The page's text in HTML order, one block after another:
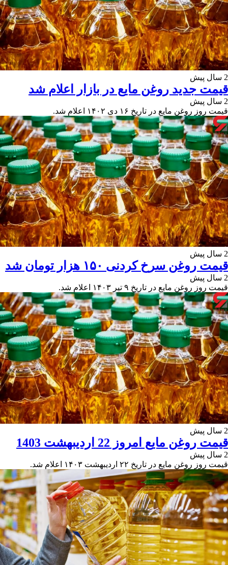
2 سال پیش
قیمت جدید روغن مایع در بازار اعلام شد
2 سال پیش
قیمت روز روغن مایع در تاریخ ۱۶ دی ۱۴۰۲ اعلام شد.
2 سال پیش
قیمت روغن سرخ کردنی ۱۵۰ هزار تومان شد
2 سال پیش
قیمت روز روغن مایع در تاریخ ۹ تیر ۱۴۰۳ اعلام شد.
2 سال پیش
قیمت روغن مایع امروز 22 اردیبهشت 1403
2 سال پیش
قیمت روز روغن مایع در تاریخ ۲۲ اردیبهشت ۱۴۰۳ اعلام شد.